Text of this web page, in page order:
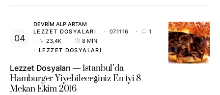
DEVRIM ALP ARTAM
LEZZET DOSYALARI
07.11.16
1
23,4K
8 MIN
LEZZET DOSYALARI
Lezzet Dosyaları
İstanbul’da
Hamburger Yiyebileceğiniz En İyi 8
Mekan Ekim 2016